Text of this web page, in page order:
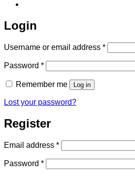
Login
Username or email address *Required
Password *Required
Remember me Log in
Lost your password?
Register
Email address *Required
Password *Required